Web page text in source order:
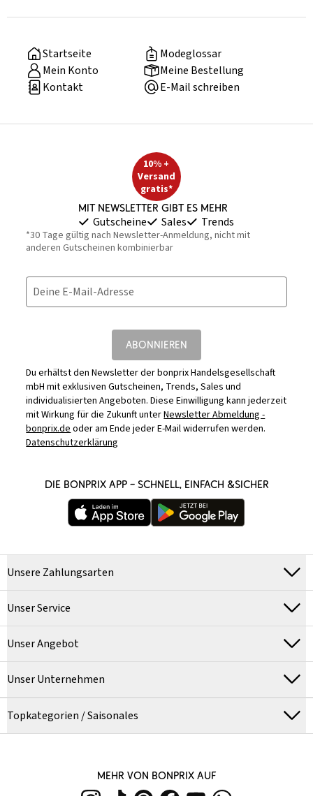
Startseite
Modeglossar
Mein Konto
Meine Bestellung
Kontakt
E-Mail schreiben
10% +
Versand
gratis*
Mit Newsletter gibt es mehr
Gutscheine Sales Trends
*30 Tage gültig nach Newsletter-Anmeldung, nicht mit
anderen Gutscheinen kombinierbar
Deine E-Mail-Adresse
ABONNIEREN
Du erhältst den Newsletter der bonprix Handelsgesellschaft
mbH mit exklusiven Gutscheinen, Trends, Sales und
individualisierten Angeboten. Diese Einwilligung kann jederzeit
mit Wirkung für die Zukunft unterNewsletter Abmeldung -
bonprix.deoder am Ende jeder E-Mail widerrufen werden.
Datenschutzerklärung
DIE BONPRIX APP – SCHNELL, EINFACH &SICHER
Unsere Zahlungsarten
Unser Service
Unser Angebot
Unser Unternehmen
Topkategorien / Saisonales
MEHR VON BONPRIX AUF